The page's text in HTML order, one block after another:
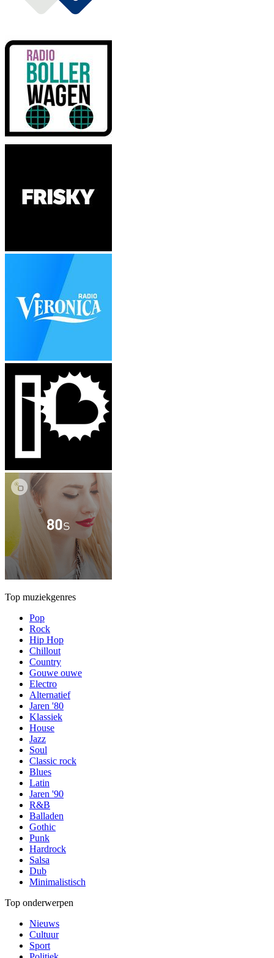
Top muziekgenres
Pop
Rock
Hip Hop
Chillout
Country
Gouwe ouwe
Electro
Alternatief
Jaren '80
Klassiek
House
Jazz
Soul
Classic rock
Blues
Latin
Jaren '90
R&B
Balladen
Gothic
Punk
Hardrock
Salsa
Dub
Minimalistisch
Top onderwerpen
Nieuws
Cultuur
Sport